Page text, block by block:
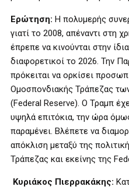
Ερώτηση: Η πολυμερής
γιατί το 2008, απέναντι στη
έπρεπε να κινούνται στην
διαφορετικοί το 2026. Την
πρόκειται να ορκίσει
Ομοσπονδιακής Τράπεζας
(Federal Reserve). Ο Τραμπ
υψηλά επιτόκια, την ώρα
παραμένει. Βλέπετε να
απόκλιση μεταξύ της
Τράπεζας και εκείνης της
Κυριάκος Πιερρακάκης: